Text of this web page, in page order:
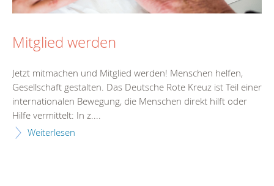
Mitglied werden
Jetzt mitmachen und Mitglied werden! Menschen helfen,
Gesellschaft gestalten. Das Deutsche Rote Kreuz ist Teil einer
internationalen Bewegung, die Menschen direkt hilft oder
Hilfe vermittelt: In z....
Weiterlesen